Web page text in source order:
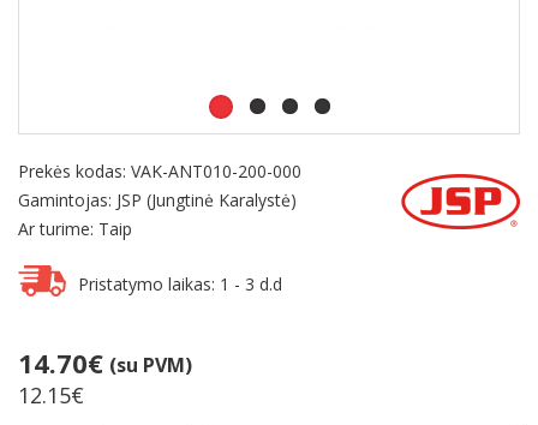
Prekės kodas: VAK-ANT010-200-000
Gamintojas: JSP (Jungtinė Karalystė)
Ar turime: Taip
Pristatymo laikas: 1 - 3 d.d
14.70€ (su PVM)
12.15€